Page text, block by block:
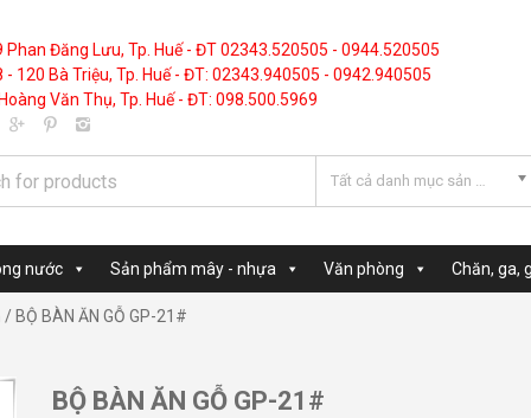
Phan Đăng Lưu, Tp. Huế - ĐT 02343.520505 - 0944.520505
- 120 Bà Triệu, Tp. Huế - ĐT: 02343.940505 - 0942.940505
Văn Thụ, Tp. Huế - ĐT: 098.500.5969
Tất cả danh mục sản phẩm
nước Sản phẩm mây - nhựa Văn phòng Chăn, ga,
/ BỘ BÀN ĂN GỖ GP-21#
BỘ BÀN ĂN GỖ GP-21#